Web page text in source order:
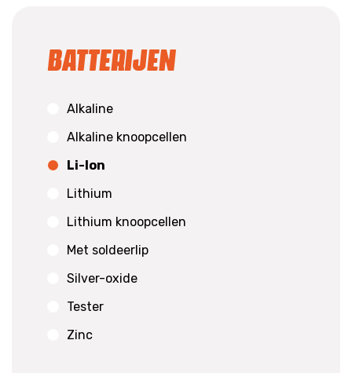
Batterijen
Alkaline
Alkaline knoopcellen
Li-Ion
Lithium
Lithium knoopcellen
Met soldeerlip
Silver-oxide
Tester
Zinc